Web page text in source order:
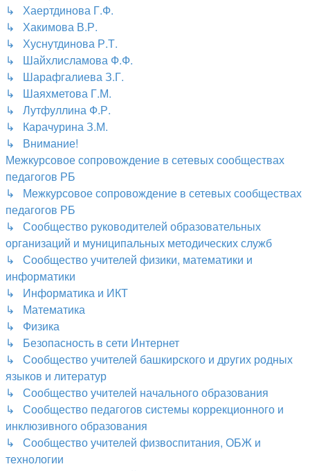
↳ Хаертдинова Г.Ф.
↳ Хакимова В.Р.
↳ Хуснутдинова Р.Т.
↳ Шайхлисламова Ф.Ф.
↳ Шарафгалиева З.Г.
↳ Шаяхметова Г.М.
↳ Лутфуллина Ф.Р.
↳ Карачурина З.М.
↳ Внимание!
Межкурсовое сопровождение в сетевых сообществах
педагогов РБ
↳ Межкурсовое сопровождение в сетевых сообществах
педагогов РБ
↳ Сообщество руководителей образовательных
организаций и муниципальных методических служб
↳ Сообщество учителей физики, математики и
информатики
↳ Информатика и ИКТ
↳ Математика
↳ Физика
↳ Безопасность в сети Интернет
↳ Сообщество учителей башкирского и других родных
языков и литератур
↳ Сообщество учителей начального образования
↳ Сообщество педагогов системы коррекционного и
инклюзивного образования
↳ Сообщество учителей физвоспитания, ОБЖ и
технологии